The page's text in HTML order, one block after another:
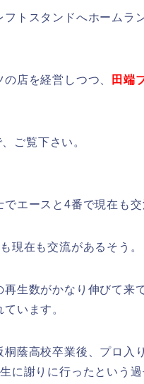
トスタンドへホームラ
店を経営しつつ、 田端
ご覧下さい。
エースと4番で現在も
現在も交流があるそう。
生数がかなり伸びて来
います。
蔭高校卒業後、プロ入
に謝りに行ったという過